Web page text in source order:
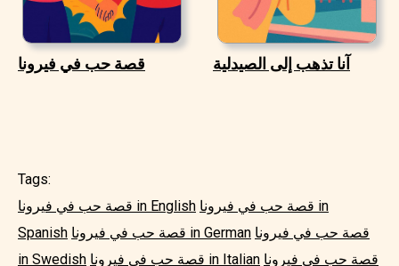
قصة حب في فيرونا آنا تذهب إلى الصيدلية
Tags:
قصة حب في فيرونا in English قصة حب في فيرونا in
Spanish
قصة حب في فيرونا in German قصة حب في فيرونا
in Swedish
قصة حب في فيرونا in Italian قصة حب في فيرونا